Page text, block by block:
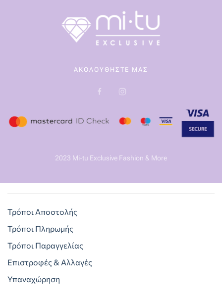
ΑΚΟΛΟΥΘΗΣΤΕ ΜΑΣ
2023 Mi-tu Exclusive Fashion & More
Τρόποι Αποστολής
Τρόποι Πληρωμής
Τρόποι Παραγγελίας
Επιστροφές & Αλλαγές
Υπαναχώρηση